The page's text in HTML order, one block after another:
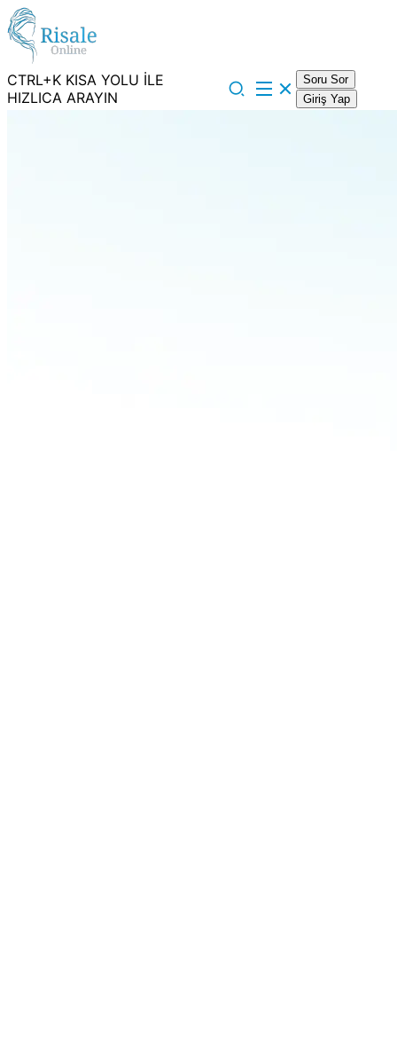
CTRL+K KISA YOLU İLE
HIZLICA ARAYIN
Soru Sor
Giriş Yap